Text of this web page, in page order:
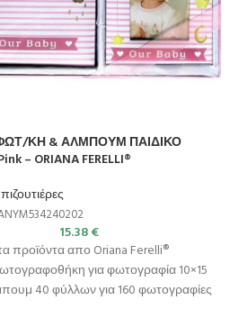
ΚΗ & ΑΛΜΠΟΥΜ ΠΑΙΔΙΚΟ
– ORIANA FERELLI®
15.38€
προϊόντα απο Oriana Ferelli®
για φωτογραφία 10×15
40 φύλλων για 160 φωτογραφίες